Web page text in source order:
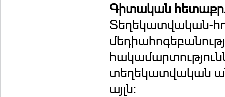
Գիտական
Տեղեկատվական-
տեղեկատվական
այլն: